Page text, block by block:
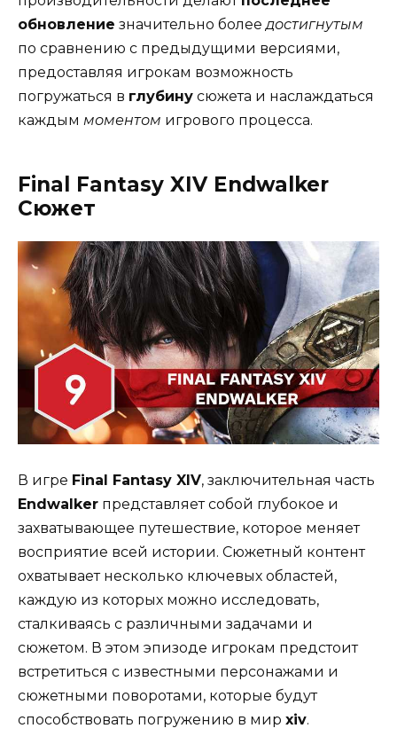
обновление значительно болеедостигнутым
по сравнению с предыдущими версиями,
предоставляя игрокам возможность
погружаться в глубину сюжета и наслаждаться
каждым моментом игрового процесса.
Final Fantasy XIV Endwalker
Сюжет
В игре Final Fantasy XIV, заключительная часть
Endwalker представляет собой глубокое и
захватывающее путешествие, которое меняет
восприятие всей истории. Сюжетный контент
охватывает несколько ключевых областей,
каждую из которых можно исследовать,
сталкиваясь с различными задачами и
сюжетом. В этом эпизоде игрокам предстоит
встретиться с известными персонажами и
сюжетными поворотами, которые будут
способствовать погружению в мир xiv.